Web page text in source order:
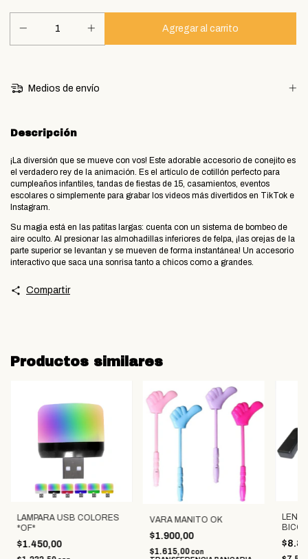
Medios de envío
Descripción
​¡La diversión que se mueve con vos! Este adorable accesorio de conejito es
el verdadero rey de la animación. Es el artículo de cotillón perfecto para
cumpleaños infantiles, tandas de fiestas de 15, casamientos, eventos
escolares o simplemente para grabar los videos más divertidos en TikTok e
Instagram.
​Su magia está en las patitas largas: cuenta con un sistema de bombeo de
aire oculto. Al presionar las almohadillas inferiores de felpa, ¡las orejas de la
parte superior se levantan y se mueven de forma instantánea! Un accesorio
interactivo que saca una sonrisa tanto a chicos como a grandes.
Compartir
Productos similares
LAMPARA USB COLORES
*OF*
$1.450,00
VARA MANITO OK
$1.900,00
$1.615,00con
A